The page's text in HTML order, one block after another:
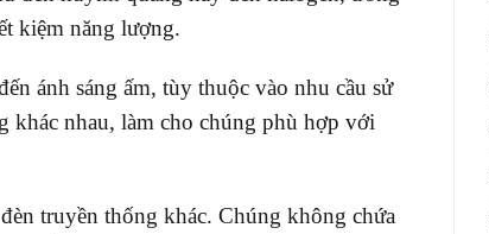
kiệm năng lượng.
ánh sáng ấm, tùy thuộc vào nhu cầu sử
khác nhau, làm cho chúng phù hợp với
truyền thống khác. Chúng không chứa